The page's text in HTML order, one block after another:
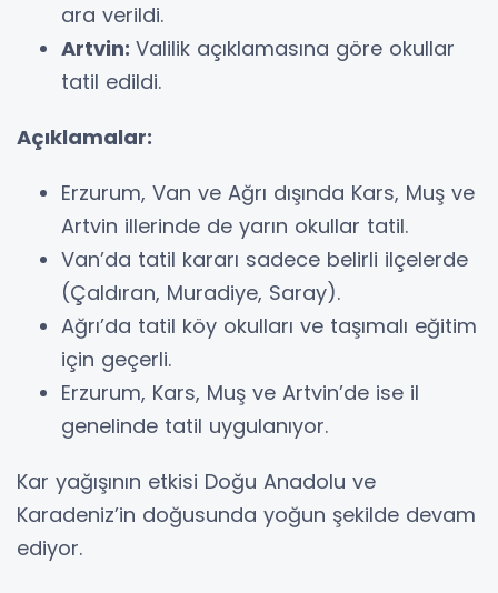
ara verildi.
Artvin: Valilik açıklamasına göre okullar
tatil edildi.
Açıklamalar:
Erzurum, Van ve Ağrı dışında Kars, Muş ve
Artvin illerinde de yarın okullar tatil.
Van’da tatil kararı sadece belirli ilçelerde
(Çaldıran, Muradiye, Saray).
Ağrı’da tatil köy okulları ve taşımalı eğitim
için geçerli.
Erzurum, Kars, Muş ve Artvin’de ise il
genelinde tatil uygulanıyor.
Kar yağışının etkisi Doğu Anadolu ve
Karadeniz’in doğusunda yoğun şekilde devam
ediyor.